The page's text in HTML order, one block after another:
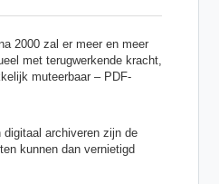
2000 zal er meer en meer
met terugwerkende kracht,
muteerbaar – PDF-
archiveren zijn de
kunnen dan vernietigd